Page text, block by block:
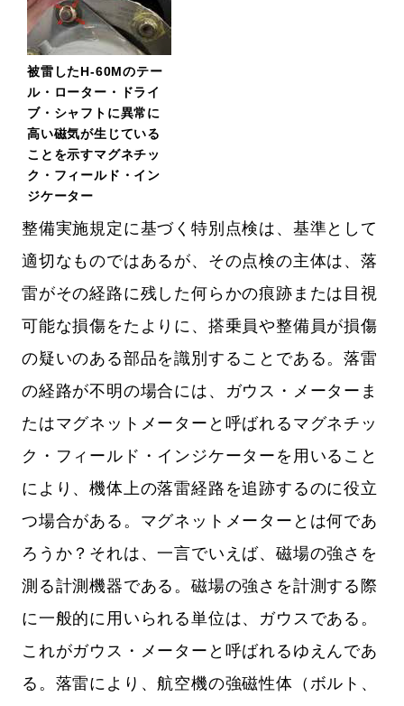
被雷したH-60Mのテー
ル・ローター・ドライ
ブ・シャフトに異常に
高い磁気が生じている
ことを示すマグネチッ
ク・フィールド・イン
ジケーター
整備実施規定に基づく特別点検は、基準として
適切なものではあるが、その点検の主体は、落
雷がその経路に残した何らかの痕跡または目視
可能な損傷をたよりに、搭乗員や整備員が損傷
の疑いのある部品を識別することである。落雷
の経路が不明の場合には、ガウス・メーターま
たはマグネットメーターと呼ばれるマグネチッ
ク・フィールド・インジケーターを用いること
により、機体上の落雷経路を追跡するのに役立
つ場合がある。マグネットメーターとは何であ
ろうか？それは、一言でいえば、磁場の強さを
測る計測機器である。磁場の強さを計測する際
に一般的に用いられる単位は、ガウスである。
これがガウス・メーターと呼ばれるゆえんであ
る。落雷により、航空機の強磁性体（ボルト、